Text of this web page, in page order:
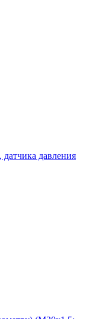
давления